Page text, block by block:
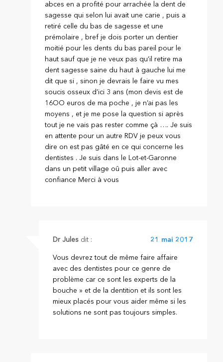
abces en a profité pour arrachée la dent de
sagesse qui selon lui avait une carie , puis a
retiré celle du bas de sagesse et une
prémolaire , bref je dois porter un dentier
moitié pour les dents du bas pareil pour le
haut sauf que je ne veux pas qu’il retire ma
dent sagesse saine du haut à gauche lui me
dit que si , sinon je devrais le faire vu mes
soucis osseux d’ici 3 ans (mon devis est de
16OO euros de ma poche , je n’ai pas les
moyens , et je me pose la question si après
tout je ne vais pas rester comme çà …. Je suis
en attente pour un autre RDV je peux vous
dire on est pas gâté en ce qui concerne les
dentistes . Je suis dans le Lot-et-Garonne
dans un petit village oû puis aller avec
confiance Merci à vous
Dr Jules dit : 21 mai 2017
Vous devrez tout de même faire affaire
avec des dentistes pour ce genre de
problème car ce sont les experts de la
bouche » et de la dentition et ils sont les
mieux placés pour vous aider même si les
solutions ne sont pas toujours simples.